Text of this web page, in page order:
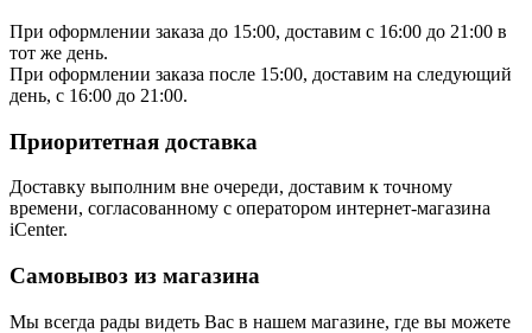
При оформлении заказа до 15:00, доставим с 16:00 до 21:00 в
тот же день.
При оформлении заказа после 15:00, доставим на следующий
день, с 16:00 до 21:00.
Приоритетная доставка
Доставку выполним вне очереди, доставим к точному
времени, согласованному с оператором интернет-магазина
iCenter.
Самовывоз из магазина
Мы всегда рады видеть Вас в нашем магазине, где вы можете